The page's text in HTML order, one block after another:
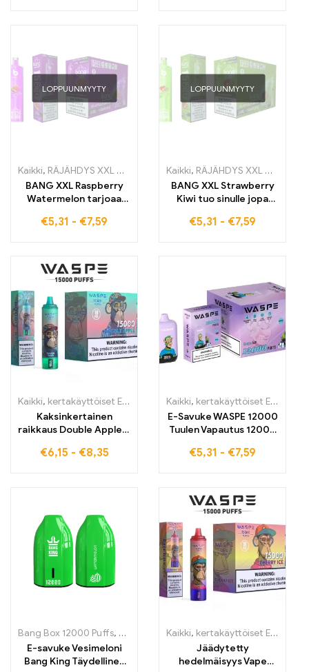
LOPPUUNMYYTY
Kaikki, RÄJÄHDYS XXL NT15000 kertakäyttöiset E-savut ,
BANG XXL Raspberry
Watermelon tarjoaa
vesimeloni-
vetoa
€5,31 - €7,59
LOPPUUNMYYTY
Kaikki, RÄJÄHDYS XXL NT15000
BANG XXL Strawberry
Kiwi tuo sinulle jopa
hedelmäisestä
sähköinen savuke
tarjoaa pehmeän
keuhkojen
imukokemuksen,
ihanteellinen Euroopan
tax free -markkinoille
€5,31 - €7,59
Kaikki, kertakäyttöiset E-savut
Kertakäyttöiset sähkötupakat
Kaksinkertainen
raikkaus Double Apple –
jokaisesta vedosta
€6,15 - €8,35
Kaikki, kertakäyttöiset E-savut
E-Savuke WASPE 12000
Tuulen Vapautus 12000
Neste Typ-C
€5,31 - €7,59
Bang Box 12000 Puffs, kertakäyttöiset E-savut,Kertakäyttöiset
E-savuke Vesimeloni
Bang King Täydellinen
Kaikki, kertakäyttöiset E-savut
Jäädytetty
hedelmäisyys Vape